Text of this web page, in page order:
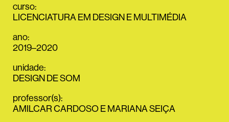
curso:
LICENCIATURA EM DESIGN E MULTIMÉDIA
ano:
2019–2020
unidade:
DESIGN DE SOM
professor(s):
AMILCAR CARDOSOEMARIANA SEIÇA